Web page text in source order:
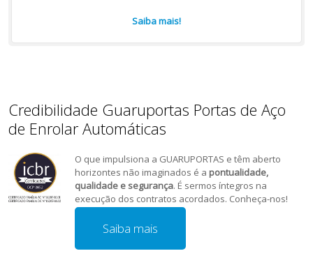
Saiba mais!
Credibilidade Guaruportas Portas de Aço
de Enrolar Automáticas
O que impulsiona a GUARUPORTAS e têm aberto
horizontes não imaginados é a pontualidade,
qualidade e segurança. É sermos íntegros na
execução dos contratos acordados. Conheça-nos!
Saiba mais